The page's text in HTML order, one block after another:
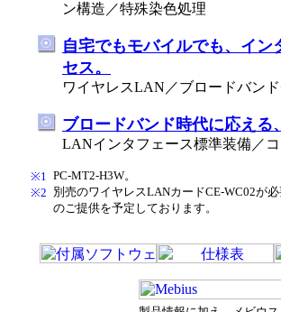
ン構造／特殊染色処理
自宅でもモバイルでも、イ
セス。
ワイヤレスLAN／ブロードバン
ブロードバンド時代に応え
LANインタフェース標準装備／
※1 PC-MT2-H3W。
※2 別売のワイヤレスLANカードCE-WC02が
のご提供を予定しております。